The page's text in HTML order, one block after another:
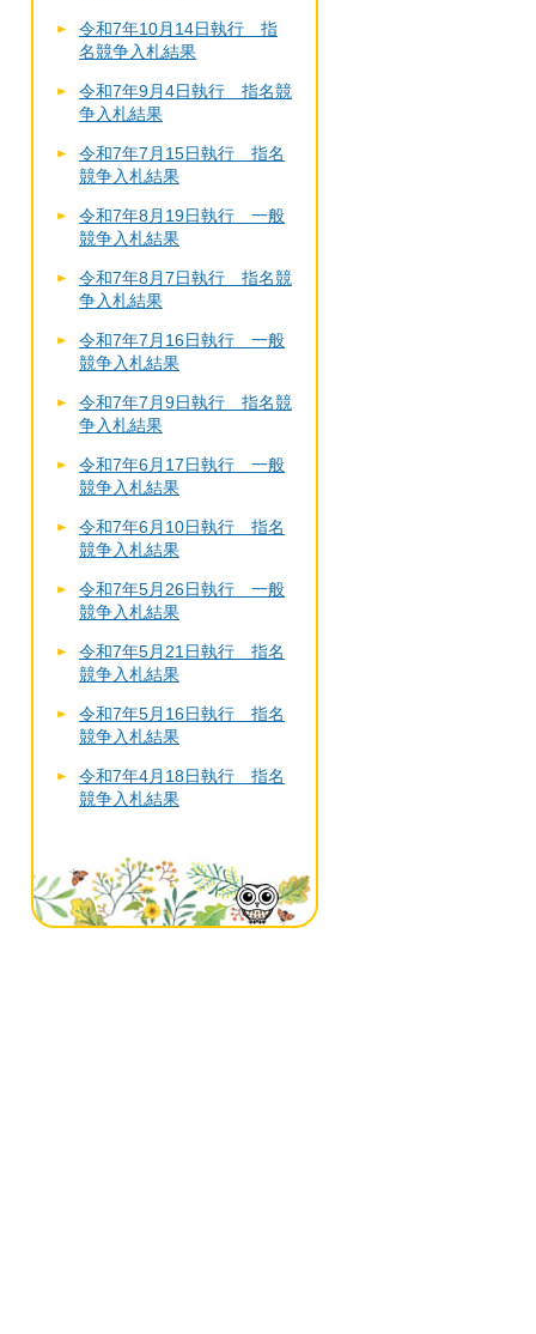
令和7年10月14日執行 指
名競争入札結果
令和7年9月4日執行 指名競
争入札結果
令和7年7月15日執行 指名
競争入札結果
令和7年8月19日執行 一般
競争入札結果
令和7年8月7日執行 指名競
争入札結果
令和7年7月16日執行 一般
競争入札結果
令和7年7月9日執行 指名競
争入札結果
令和7年6月17日執行 一般
競争入札結果
令和7年6月10日執行 指名
競争入札結果
令和7年5月26日執行 一般
競争入札結果
令和7年5月21日執行 指名
競争入札結果
令和7年5月16日執行 指名
競争入札結果
令和7年4月18日執行 指名
競争入札結果